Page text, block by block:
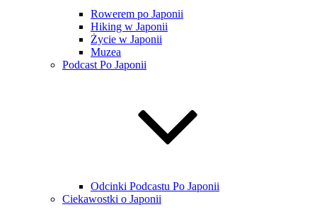
Rowerem po Japonii
Hiking w Japonii
Życie w Japonii
Muzea
Podcast Po Japonii
Odcinki Podcastu Po Japonii
Ciekawostki o Japonii